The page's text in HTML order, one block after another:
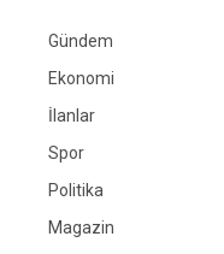
Gündem
Ekonomi
İlanlar
Spor
Politika
Magazin